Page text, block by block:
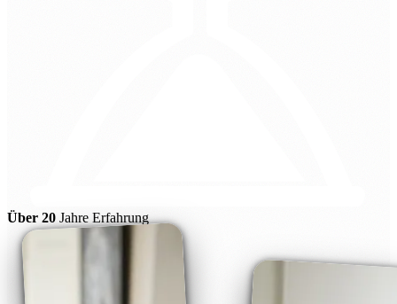
Über 20 Jahre Erfahrung